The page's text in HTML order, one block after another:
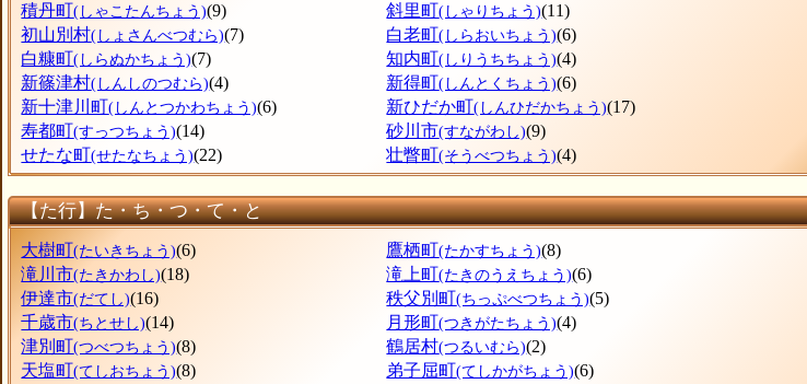
積丹町(しゃこたんちょう)(9) 斜里町(しゃりちょう)(11)
初山別村(しょさんべつむら)(7) 白老町(しらおいちょう)(6)
白糠町(しらぬかちょう)(7) 知内町(しりうちちょう)(4)
新篠津村(しんしのつむら)(4) 新得町(しんとくちょう)(6)
新十津川町(しんとつかわちょう)(6) 新ひだか町(しんひだかちょう)(17)
寿都町(すっつちょう)(14) 砂川市(すながわし)(9)
せたな町(せたなちょう)(22) 壮瞥町(そうべつちょう)(4)
【た行】た・ち・つ・て・と
大樹町(たいきちょう)(6) 鷹栖町(たかすちょう)(8)
滝川市(たきかわし)(18) 滝上町(たきのうえちょう)(6)
伊達市(だてし)(16) 秩父別町(ちっぷべつちょう)(5)
千歳市(ちとせし)(14) 月形町(つきがたちょう)(4)
津別町(つべつちょう)(8) 鶴居村(つるいむら)(2)
天塩町(てしおちょう)(8) 弟子屈町(てしかがちょう)(6)